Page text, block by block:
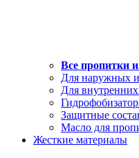
Все пропитки
Для наружных
Для
Защитные
Масло для
Жесткие материалы